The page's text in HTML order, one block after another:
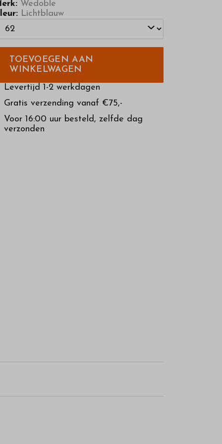
Wedoble
Lichtblauw
TOEVOEGEN AAN
WINKELWAGEN
Levertijd 1-2 werkdagen
Gratis verzending vanaf €75,-
Voor 16:00 uur besteld, zelfde dag
verzonden